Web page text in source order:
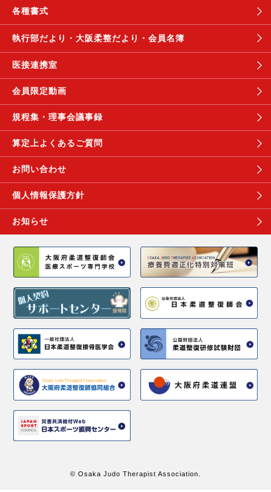
各種書式
執行部だより・ 大阪柔整だより・ 会員名簿
医接連携室
会員限定動画
規程集・理事会議事録
算定上よくあるご質問
お問い合わせ
個人情報保護方針
お知らせ
© Osaka Judo Therapist Association.